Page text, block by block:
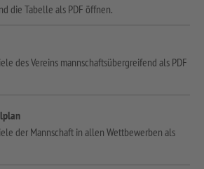
die Tabelle als PDF öffnen.
des Vereins mannschaftsübergreifend als PDF
der Mannschaft in allen Wettbewerben als